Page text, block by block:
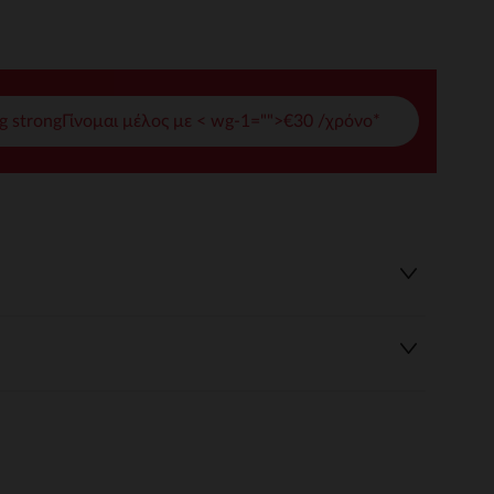
να διαχειριστείτε τις ρυθμίσεις απορρήτου,
strongΓίνομαι μέλος με < wg-1="">€30 /χρόνο*